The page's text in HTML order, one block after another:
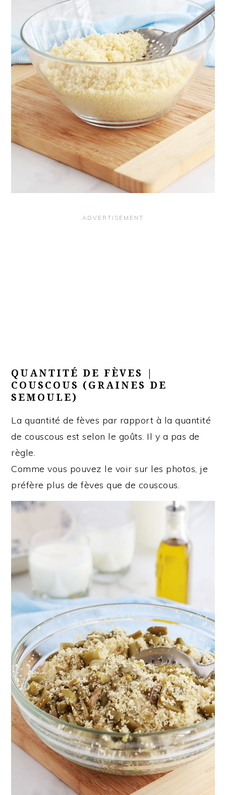
QUANTITÉ DE FÈVES |
COUSCOUS (GRAINES DE
SEMOULE)
La quantité de fèves par rapport à la quantité
de couscous est selon le goûts. Il y a pas de
règle.
Comme vous pouvez le voir sur les photos, je
préfère plus de fèves que de couscous.